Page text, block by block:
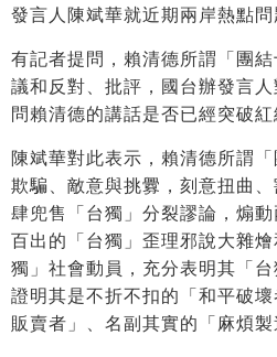
發言人陳斌華就近期兩岸熱點問
有記者提問，賴清德所謂「團
議和反對、批評，國台辦發言
問賴清德的講話是否已經突破紅
陳斌華對此表示，賴清德所謂
欺騙、敵意與挑釁，刻意扭曲
肆兜售「台獨」分裂謬論，煽
百出的「台獨」歪理邪說大雜
獨」社會動員，充分表明其「
證明其是不折不扣的「和平破
販賣者」、名副其實的「麻煩製